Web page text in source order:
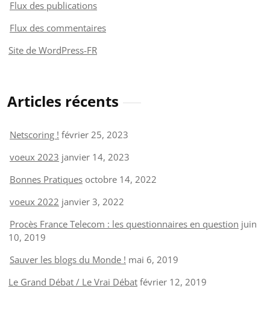
Flux des publications
Flux des commentaires
Site de WordPress-FR
Articles récents
Netscoring ! février 25, 2023
voeux 2023 janvier 14, 2023
Bonnes Pratiques octobre 14, 2022
voeux 2022 janvier 3, 2022
Procès France Telecom : les questionnaires en question juin
10, 2019
Sauver les blogs du Monde ! mai 6, 2019
Le Grand Débat / Le Vrai Débat février 12, 2019